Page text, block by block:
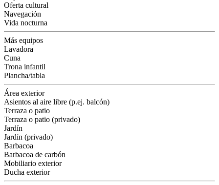
Oferta cultural
Navegación
Vida nocturna
Más equipos
Lavadora
Cuna
Trona infantil
Plancha/tabla
Área exterior
Asientos al aire libre (p.ej. balcón)
Terraza o patio
Terraza o patio (privado)
Jardín
Jardín (privado)
Barbacoa
Barbacoa de carbón
Mobiliario exterior
Ducha exterior